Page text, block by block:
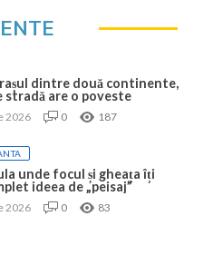
dintre două continente,
stradă are o poveste
2026 0 187
unde focul și gheața îți
ideea de „peisaj”
2026 0 83